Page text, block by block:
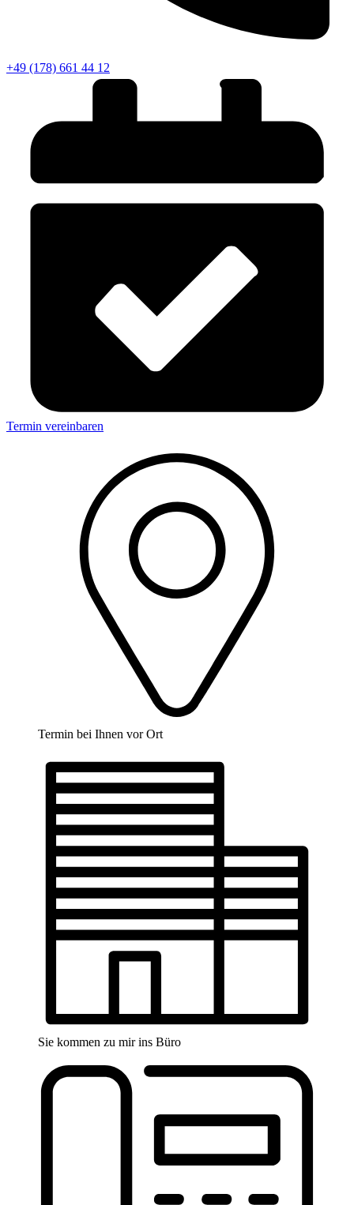
+49 (178) 661 44 12
Termin vereinbaren
Termin bei Ihnen vor Ort
Sie kommen zu mir ins Büro